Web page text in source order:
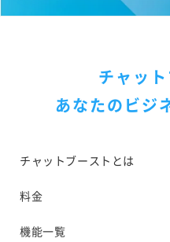
チャッ
あなたのビジ
チャットブーストとは
料金
機能一覧